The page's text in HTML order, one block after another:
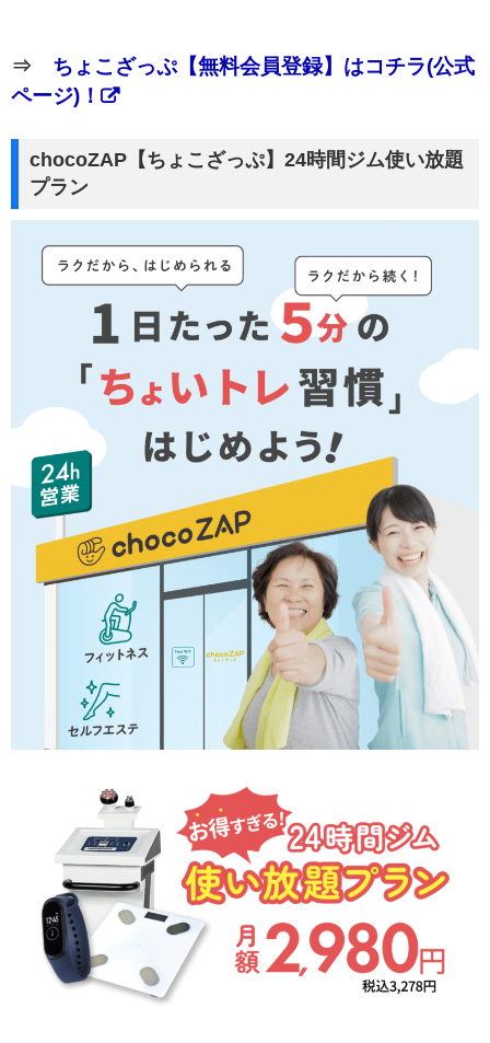
⇒ ちょこざっぷ【無料会員登録】はコチラ(公式
ページ)！
chocoZAP【ちょこざっぷ】24時間ジム使い放題
プラン